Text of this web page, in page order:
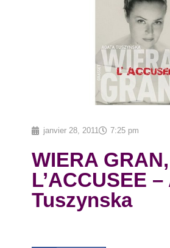
janvier 28, 2011 7:25 pm
WIERA GRAN,
L’ACCUSEE
Tuszynska